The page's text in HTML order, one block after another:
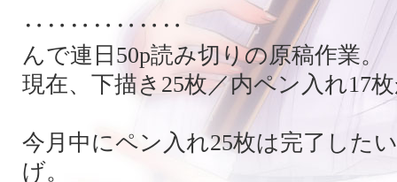
‥‥‥‥‥‥‥
んで連日50p読み切りの原稿作業。
現在、下描き25枚／内ペン入れ17
今月中にペン入れ25枚は完了し
げ。